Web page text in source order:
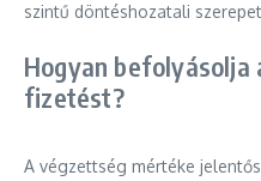
szintű döntéshozatali
Hogyan befolyásolja
fizetést?
A végzettség mértéke